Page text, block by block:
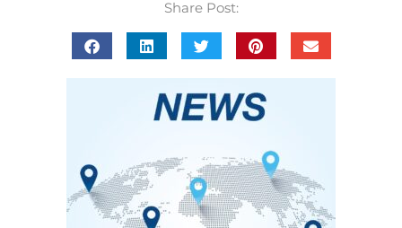
Share Post: